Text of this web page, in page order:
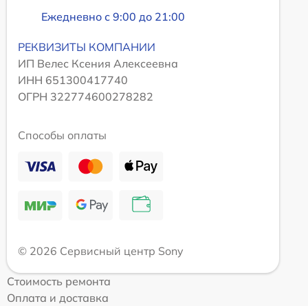
Ежедневно с 9:00 до 21:00
РЕКВИЗИТЫ КОМПАНИИ
ИП Велес Ксения Алексеевна
ИНН 651300417740
ОГРН 322774600278282
Способы оплаты
© 2026 Сервисный центр Sony
Стоимость ремонта
Оплата и доставка